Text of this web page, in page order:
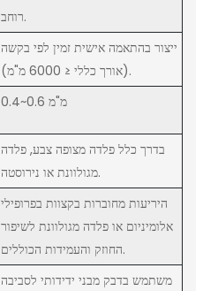
רוחב.
ייצור בהתאמה אישית זמין לפי בקשה
(אורך כללי ≤ 6000 מ"מ).
0.4~0.6 מ"מ
בדרך כלל פלדה מצופה צבע, פלדה
מגולוונת או נירוסטה.
היריעות מחוברות בקצוות בפרופילי
אלומיניום או פלדה מגולוונת לשיפור
החוזק והעמידות הכוללים.
משתמש בדבק מבני ידידותי לסביבה